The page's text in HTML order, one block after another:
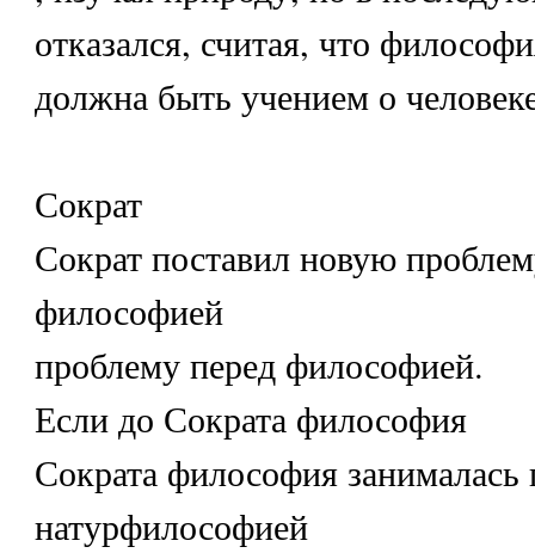
отказался, считая, что
должна быть учением о
Сократ
Сократ поставил новую
философией
проблему перед философией.
Если до Сократа философия
Сократа философия
натурфилософией